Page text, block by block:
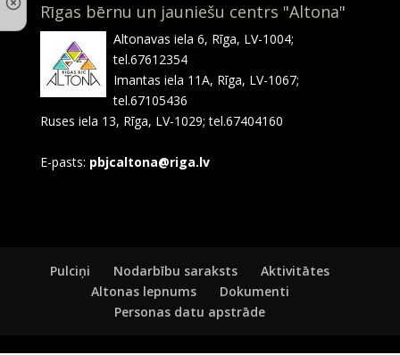
Rīgas bērnu un jauniešu centrs "Altona"
Altonavas iela 6, Rīga, LV-1004;
tel.67612354
Imantas iela 11A, Rīga, LV-1067;
tel.67105436
Ruses iela 13, Rīga, LV-1029; tel.67404160
E-pasts: pbjcaltona@riga.lv
Pulciņi Nodarbību saraksts
Aktivitātes
Altonas lepnums
Dokumenti
Personas datu apstrāde